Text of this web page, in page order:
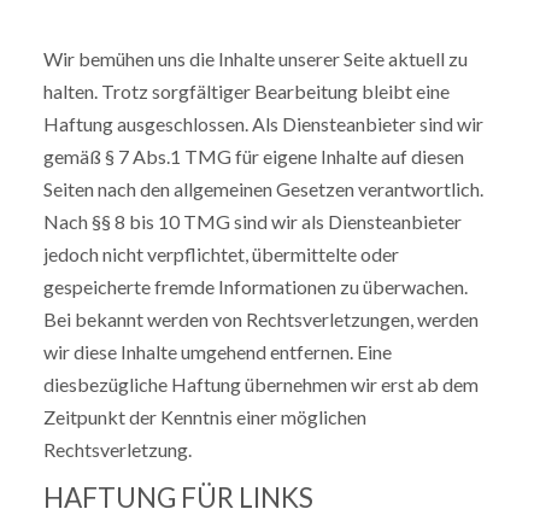
Wir bemühen uns die Inhalte unserer Seite aktuell zu
halten. Trotz sorgfältiger Bearbeitung bleibt eine
Haftung ausgeschlossen. Als Diensteanbieter sind wir
gemäß § 7 Abs.1 TMG für eigene Inhalte auf diesen
Seiten nach den allgemeinen Gesetzen verantwortlich.
Nach §§ 8 bis 10 TMG sind wir als Diensteanbieter
jedoch nicht verpflichtet, übermittelte oder
gespeicherte fremde Informationen zu überwachen.
Bei bekannt werden von Rechtsverletzungen, werden
wir diese Inhalte umgehend entfernen. Eine
diesbezügliche Haftung übernehmen wir erst ab dem
Zeitpunkt der Kenntnis einer möglichen
Rechtsverletzung.
HAFTUNG FÜR LINKS